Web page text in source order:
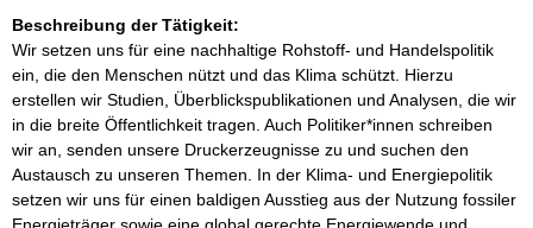
Beschreibung der Tätigkeit:
Wir setzen uns für eine nachhaltige Rohstoff- und Handelspolitik
ein, die den Menschen nützt und das Klima schützt. Hierzu
erstellen wir Studien, Überblickspublikationen und Analysen, die wir
in die breite Öffentlichkeit tragen. Auch Politiker*innen schreiben
wir an, senden unsere Druckerzeugnisse zu und suchen den
Austausch zu unseren Themen. In der Klima- und Energiepolitik
setzen wir uns für einen baldigen Ausstieg aus der Nutzung fossiler